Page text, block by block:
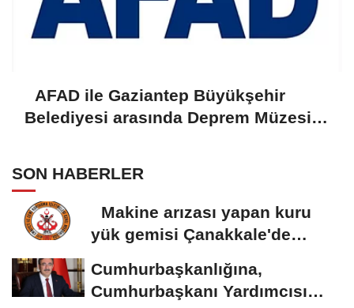
AFAD ile Gaziantep Büyükşehir
Belediyesi arasında Deprem Müzesi
SON HABERLER
Makine arızası yapan kuru
yük gemisi Çanakkale'de
Cumhurbaşkanlığına,
Cumhurbaşkanı Yardımcısı